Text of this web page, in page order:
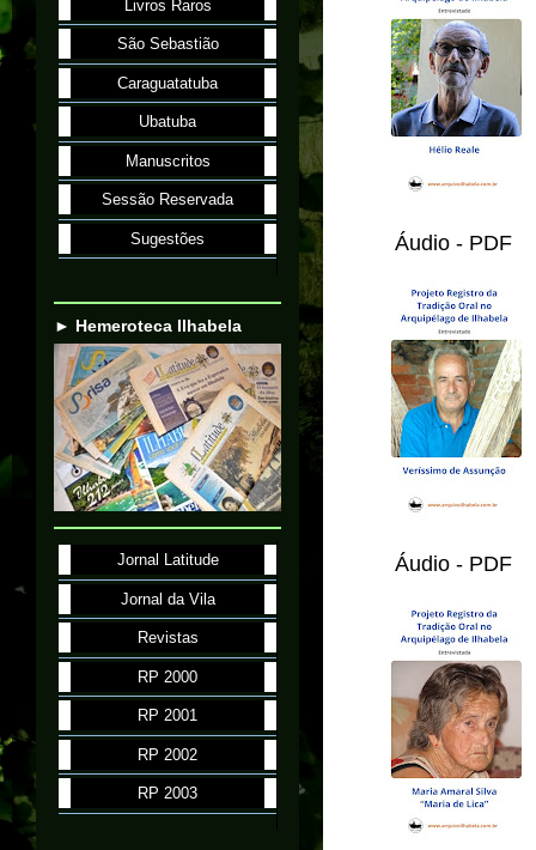
Áudio - PDF
Áudio - PDF
Livros Raros
São Sebastião
Caraguatatuba
Ubatuba
Manuscritos
Sessão Reservada
Sugestões
► Hemeroteca Ilhabela
Jornal Latitude
Jornal da Vila
Revistas
RP 2000
RP 2001
RP 2002
RP 2003